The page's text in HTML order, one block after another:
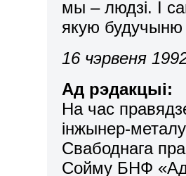
мы – людзі. І
якую будучыню
16 чэрвеня
Ад рэдакцыі:
На час
інжынер-
Свабоднага
Сойму БНФ